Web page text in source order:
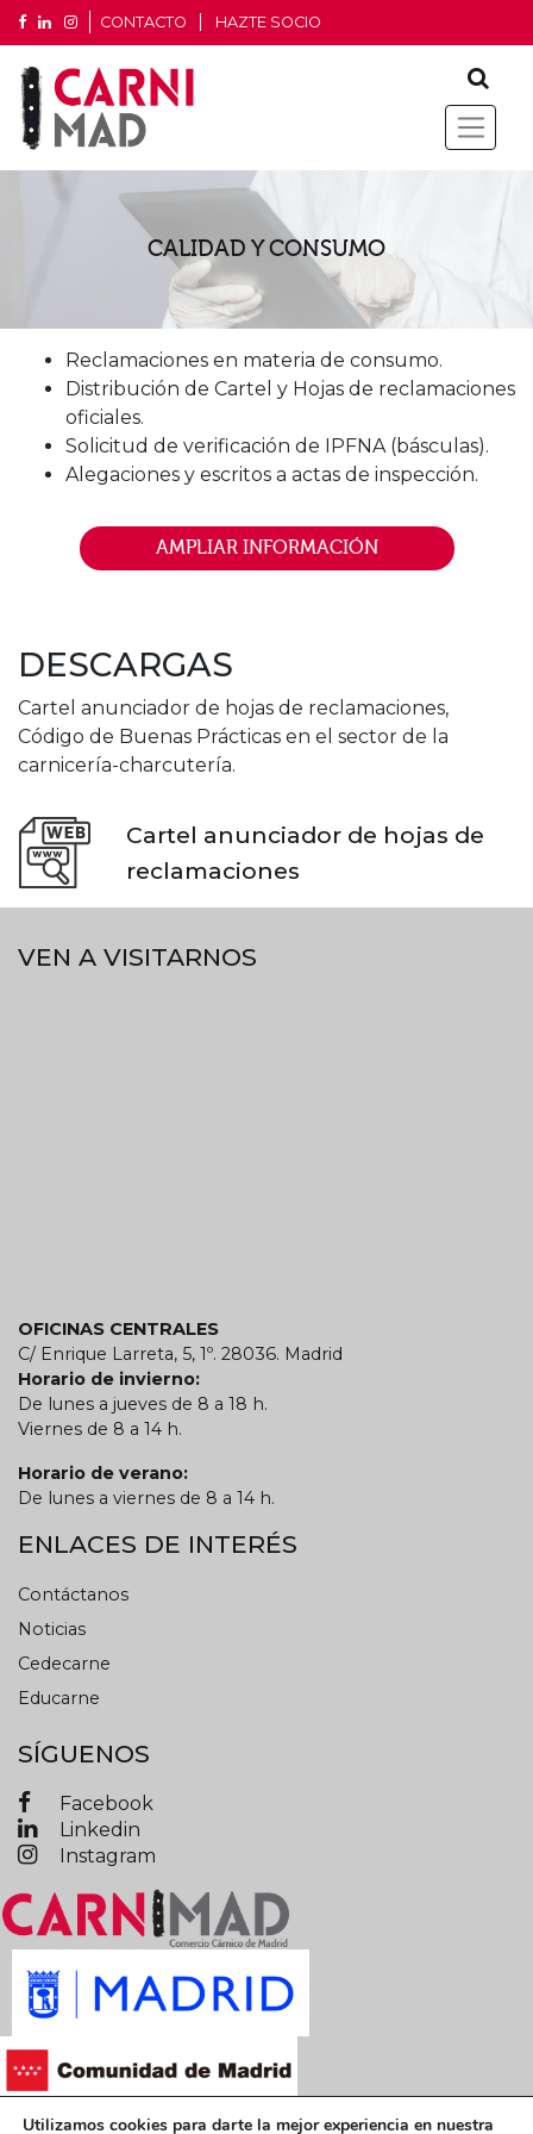
CONTACTO HAZTE SOCIO
CALIDAD Y CONSUMO
Reclamaciones en materia de consumo.
Distribución de Cartel y Hojas de reclamaciones
oficiales.
Solicitud de verificación de IPFNA (básculas).
Alegaciones y escritos a actas de inspección.
AMPLIAR INFORMACIÓN
DESCARGAS
Cartel anunciador de hojas de reclamaciones,
Código de Buenas Prácticas en el sector de la
carnicería-charcutería.
Cartel anunciador de hojas de
reclamaciones
VEN A VISITARNOS
OFICINAS CENTRALES
C/ Enrique Larreta, 5, 1º. 28036. Madrid
Horario de invierno:
De lunes a jueves de 8 a 18 h.
Viernes de 8 a 14 h.
Horario de verano:
De lunes a viernes de 8 a 14 h.
ENLACES DE INTERÉS
Contáctanos
Noticias
Cedecarne
Educarne
SÍGUENOS
Facebook
Linkedin
Instagram
Términos y condiciones legales
Utilizamos cookies para darte la mejor experiencia en nuestra